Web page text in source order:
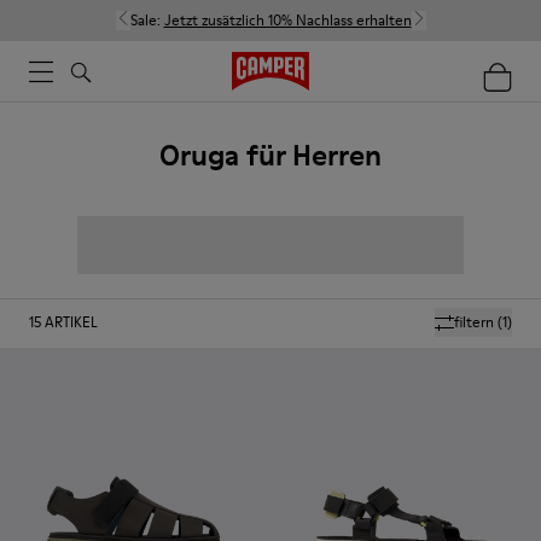
Sale: Jetzt zusätzlich 10% Nachlass erhalten
Oruga für Herren
filtern (1)
15ARTIKEL